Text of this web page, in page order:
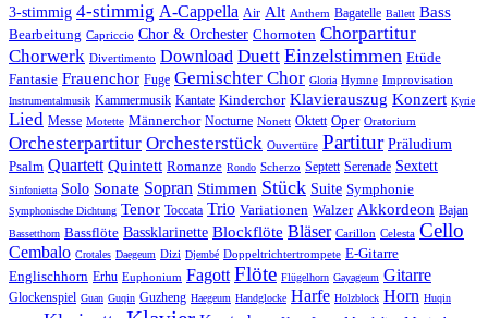
3-stimmig 4-stimmig A-Cappella Air Alt Anthem Bagatelle Ballett Bass
Bearbeitung Capriccio Chor & Orchester Chornoten Chorpartitur
Chorwerk Divertimento Download Duett Einzelstimmen Etüde
Fantasie Frauenchor Fuge Gemischter Chor Gloria Hymne Improvisation
Instrumentalmusik Kammermusik Kantate Kinderchor Klavierauszug Konzert Kyrie
Lied Messe Motette Männerchor Nocturne Nonett Oktett Oper Oratorium
Orchesterpartitur Orchesterstück Ouvertüre Partitur Präludium
Psalm Quartett Quintett Romanze Rondo Scherzo Septett Serenade Sextett
Sinfonietta Solo Sonate Sopran Stimmen Stück Suite Symphonie
Symphonische Dichtung Tenor Toccata Trio Variationen Walzer Akkordeon Bajan
Bassetthorn Bassflöte Bassklarinette Blockflöte Bläser Carillon Celesta Cello
Cembalo Crotales Daegeum Dizi Djembé Doppeltrichtertrompete E-Gitarre
Englischhorn Erhu Euphonium Fagott Flöte Flügelhorn Gayageum Gitarre
Glockenspiel Guan Guqin Guzheng Haegeum Handglocke Harfe Holzblock Horn Huqin